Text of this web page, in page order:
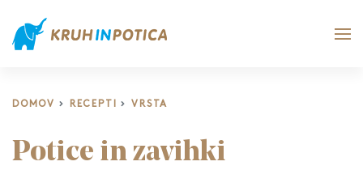
DOMOV RECEPTI VRSTA
Potice in zavihki